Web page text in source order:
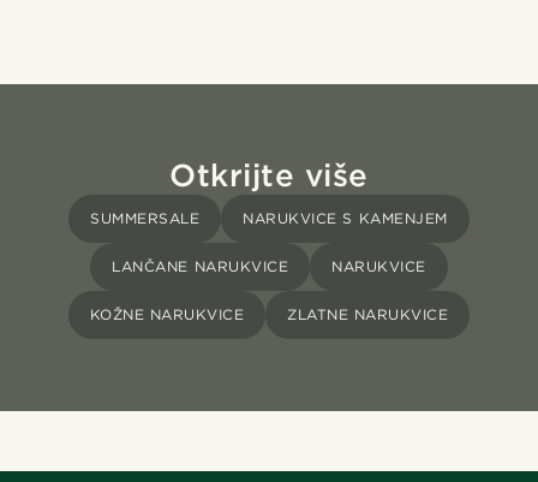
Otkrijte više
SUMMERSALE NARUKVICE S KAMENJEM
LANČANE NARUKVICE NARUKVICE
KOŽNE NARUKVICE ZLATNE NARUKVICE